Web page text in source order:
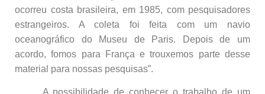
ocorreu costa brasileira, em 1985, com pesquisadores
estrangeiros. A coleta foi feita com um navio
oceanográfico do Museu de Paris. Depois de um
acordo, fomos para França e trouxemos parte desse
material para nossas pesquisas”.